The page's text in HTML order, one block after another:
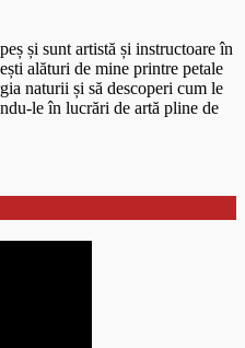
și sunt artistă și instructoare în
alături de mine printre petale
naturii și să descoperi cum le
le în lucrări de artă pline de